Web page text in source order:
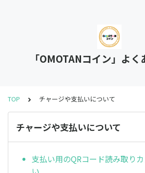
「OMOTANコイン」よ
TOP チャージや支払いについて
チャージや支払いについて
支払い用のQRコード読み取り